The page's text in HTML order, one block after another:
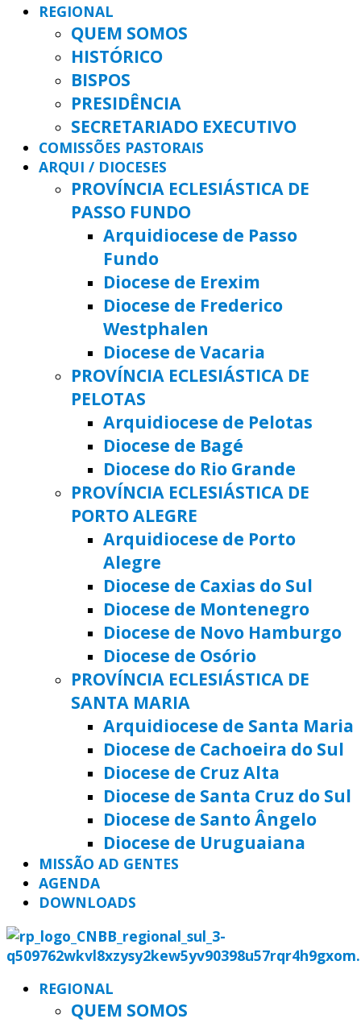
REGIONAL
QUEM SOMOS
HISTÓRICO
BISPOS
PRESIDÊNCIA
SECRETARIADO EXECUTIVO
COMISSÕES PASTORAIS
ARQUI / DIOCESES
PROVÍNCIA ECLESIÁSTICA DE
PASSO FUNDO
Arquidiocese de Passo
Fundo
Diocese de Erexim
Diocese de Frederico
Westphalen
Diocese de Vacaria
PROVÍNCIA ECLESIÁSTICA DE
PELOTAS
Arquidiocese de Pelotas
Diocese de Bagé
Diocese do Rio Grande
PROVÍNCIA ECLESIÁSTICA DE
PORTO ALEGRE
Arquidiocese de Porto
Alegre
Diocese de Caxias do Sul
Diocese de Montenegro
Diocese de Novo Hamburgo
Diocese de Osório
PROVÍNCIA ECLESIÁSTICA DE
SANTA MARIA
Arquidiocese de Santa Maria
Diocese de Cachoeira do Sul
Diocese de Cruz Alta
Diocese de Santa Cruz do Sul
Diocese de Santo Ângelo
Diocese de Uruguaiana
MISSÃO AD GENTES
AGENDA
DOWNLOADS
REGIONAL
QUEM SOMOS